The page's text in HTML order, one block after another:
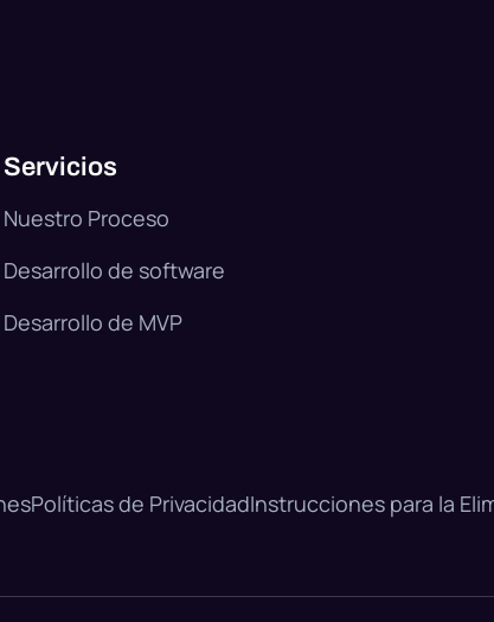
Servicios
Nuestro Proceso
Desarrollo de software
Desarrollo de MVP
Políticas de PrivacidadInstrucciones para la